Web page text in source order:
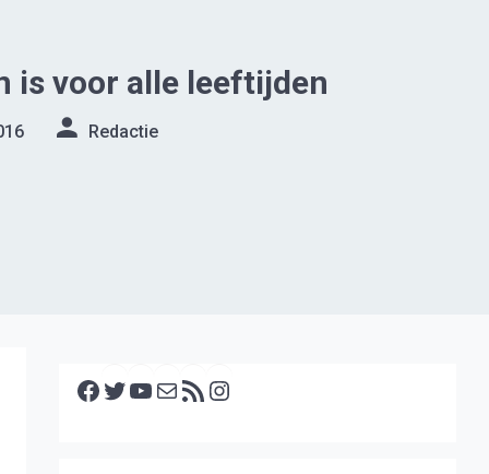
is voor alle leeftijden
Redactie
Facebook Twitter YouTube E-mail RSS feed